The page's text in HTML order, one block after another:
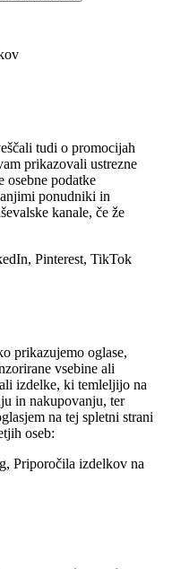
tudi o promocijah
prikazovali ustrezne
osebne podatke
ponudniki in
kanale, če že
Pinterest, TikTok
prikazujemo oglase,
vsebine ali
izdelke, ki temleljijo na
in nakupovanju, ter
na tej spletni strani
oseb:
Priporočila izdelkov na